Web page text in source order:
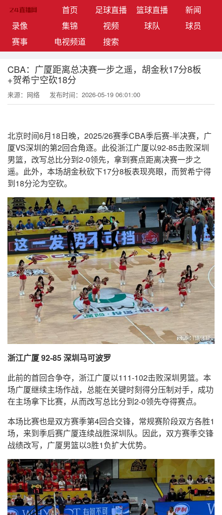
首页(current)足球直播 篮球直播
新闻
录像
集锦 视频 球队
球员
赛事
电视频道 搜索
CBA：广厦距离总决赛一步之遥，胡金秋17分8板
+贺希宁空砍18分
来源：网络 发布时间：2026-05-19 06:01:00
北京时间6月18日晚，2025/26赛季CBA季后赛-半决赛，广
厦VS深圳的第2回合角逐。此役浙江广厦以92-85击败深圳
男篮，改写总比分到2-0领先，拿到赛点距离决赛一步之
遥。此外，本场胡金秋砍下17分8板表现亮眼，而贺希宁得
到18分沦为空砍。
浙江广厦 92-85 深圳马可波罗
此前的首回合争夺，浙江广厦以111-102击败深圳男篮。本
场广厦继续主场作战，总能在关键时刻得分压制对手，成功
在主场拿下比赛，从而改写总比分到2-0领先夺得赛点。
本场比赛也是双方赛季第4回合交锋，常规赛阶段双方各胜1
场，来到季后赛广厦连续战胜深圳队。因此，双方赛季交锋
战绩改写，广厦男篮以3胜1负扩大优势。